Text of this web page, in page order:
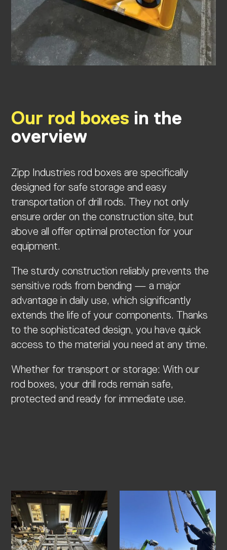
Our rod boxes in the
overview
Zipp Industries rod boxes are specifically
designed for safe storage and easy
transportation of drill rods. They not only
ensure order on the construction site, but
above all offer optimal protection for your
equipment.
The sturdy construction reliably prevents the
sensitive rods from bending — a major
advantage in daily use, which significantly
extends the life of your components. Thanks
to the sophisticated design, you have quick
access to the material you need at any time.
Whether for transport or storage: With our
rod boxes, your drill rods remain safe,
protected and ready for immediate use.